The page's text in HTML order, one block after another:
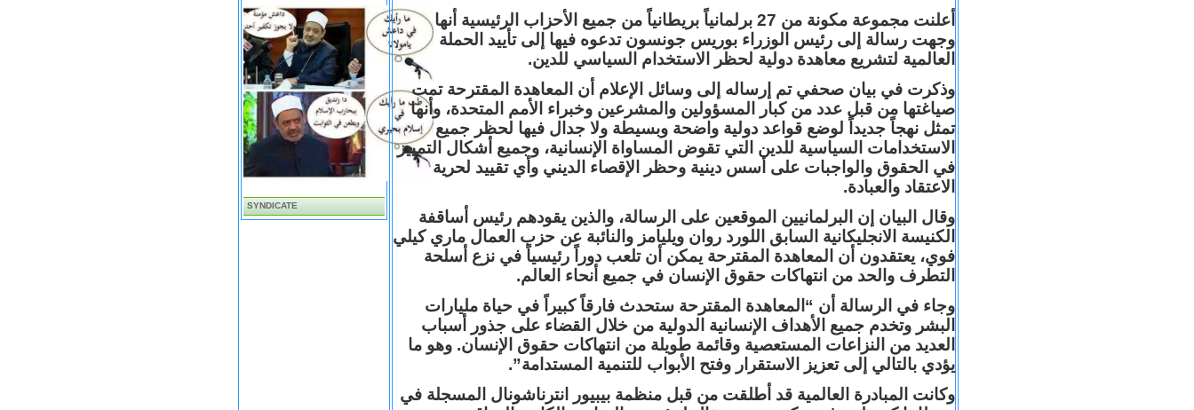
SYNDICATE
أعلنت مجموعة مكونة من 27 برلمانياً بريطانياً من جميع الأحزاب الرئيسية أنها
وجهت رسالة إلى رئيس الوزراء بوريس جونسون تدعوه فيها إلى تأييد الحملة
العالمية لتشريع معاهدة دولية لحظر الاستخدام السياسي للدين.
وذكرت في بيان صحفي تم إرساله إلى وسائل الإعلام أن المعاهدة المقترحة تمت
صياغتها من قبل عدد من كبار المسؤولين والمشرعين وخبراء الأمم المتحدة، وأنها
تمثل نهجاً جديداً لوضع قواعد دولية واضحة وبسيطة ولا جدال فيها لحظر جميع
الاستخدامات السياسية للدين التي تقوض المساواة الإنسانية، وجميع أشكال التمييز
في الحقوق والواجبات على أسس دينية وحظر الإقصاء الديني وأي تقييد لحرية
الاعتقاد والعبادة.
وقال البيان إن البرلمانيين الموقعين على الرسالة، والذين يقودهم رئيس أساقفة
الكنيسة الانجليكانية السابق اللورد روان ويليامز والنائبة عن حزب العمال ماري كيلي
فوي، يعتقدون أن المعاهدة المقترحة يمكن أن تلعب دوراً رئيسياً في نزع أسلحة
التطرف والحد من انتهاكات حقوق الإنسان في جميع أنحاء العالم.
وجاء في الرسالة أن “المعاهدة المقترحة ستحدث فارقاً كبيراً في حياة مليارات
البشر وتخدم جميع الأهداف الإنسانية الدولية من خلال القضاء على جذور أسباب
العديد من النزاعات المستعصية وقائمة طويلة من انتهاكات حقوق الإنسان. وهو ما
يؤدي بالتالي إلى تعزيز الاستقرار وفتح الأبواب للتنمية المستدامة”.
وكانت المبادرة العالمية قد أطلقت من قبل منظمة بيبيور انترناشونال المسجلة في